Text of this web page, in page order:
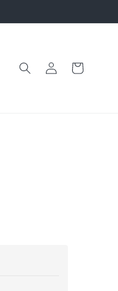
EinloggenWarenkorb